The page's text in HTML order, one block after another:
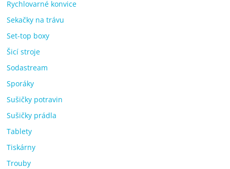
Rychlovarné konvice
Sekačky na trávu
Set-top boxy
Šicí stroje
Sodastream
Sporáky
Sušičky potravin
Sušičky prádla
Tablety
Tiskárny
Trouby